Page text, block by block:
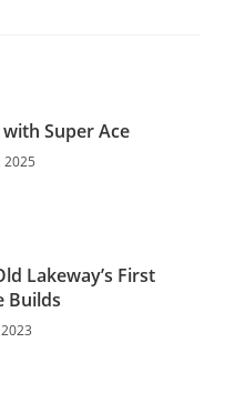
Super Ace
2025
Lakeway’s First
Builds